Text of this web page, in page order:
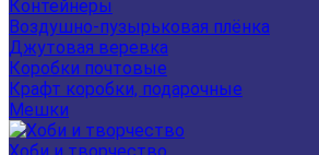
Контейнеры
Воздушно-пузырьковая плёнка
Джутовая веревка
Коробки почтовые
Крафт коробки, подарочные
Мешки